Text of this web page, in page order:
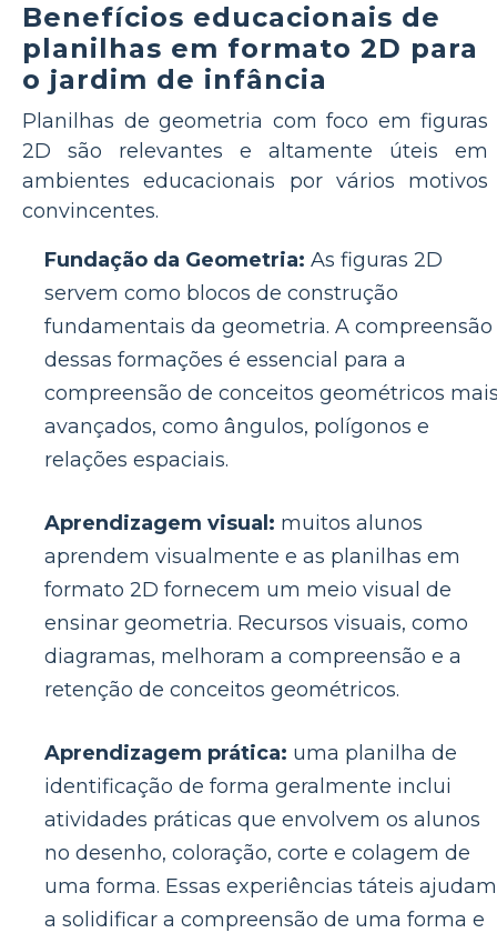
Benefícios educacionais de
planilhas em formato 2D para
o jardim de infância
Planilhas de geometria com foco em figuras
2D são relevantes e altamente úteis em
ambientes educacionais por vários motivos
convincentes.
Fundação da Geometria: As figuras 2D
servem como blocos de construção
fundamentais da geometria. A compreensão
dessas formações é essencial para a
compreensão de conceitos geométricos
avançados, como ângulos, polígonos e
relações espaciais.
Aprendizagem visual: muitos alunos
aprendem visualmente e as planilhas em
formato 2D fornecem um meio visual de
ensinar geometria. Recursos visuais, como
diagramas, melhoram a compreensão e a
retenção de conceitos geométricos.
Aprendizagem prática: uma planilha de
identificação de forma geralmente inclui
atividades práticas que envolvem os alunos
no desenho, coloração, corte e colagem de
uma forma. Essas experiências táteis ajudam
a solidificar a compreensão de uma forma e